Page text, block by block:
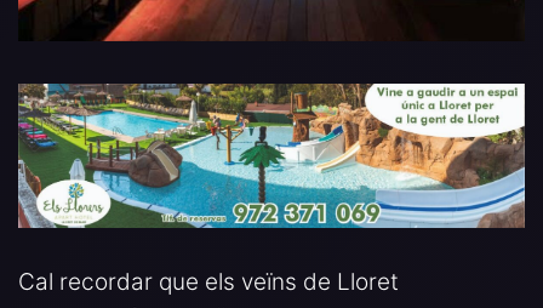
Cal recordar que els veïns de Lloret